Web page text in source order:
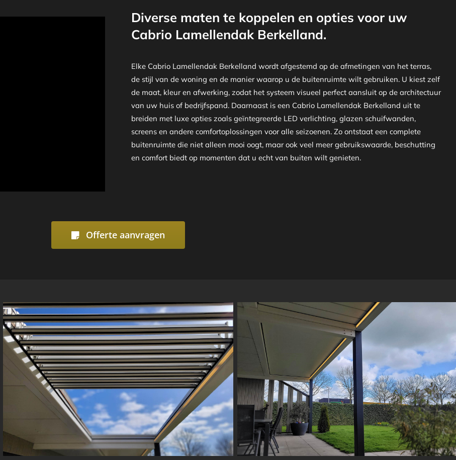
Diverse maten te koppelen en opties voor uw
Cabrio Lamellendak Berkelland.
Elke Cabrio Lamellendak Berkelland wordt afgestemd op de afmetingen van het terras,
de stijl van de woning en de manier waarop u de buitenruimte wilt gebruiken. U kiest zelf
de maat, kleur en afwerking, zodat het systeem visueel perfect aansluit op de architectuur
van uw huis of bedrijfspand. Daarnaast is een Cabrio Lamellendak Berkelland uit te
breiden met luxe opties zoals geïntegreerde LED verlichting, glazen schuifwanden,
screens en andere comfortoplossingen voor alle seizoenen. Zo ontstaat een complete
buitenruimte die niet alleen mooi oogt, maar ook veel meer gebruikswaarde, beschutting
en comfort biedt op momenten dat u echt van buiten wilt genieten.
Offerte aanvragen